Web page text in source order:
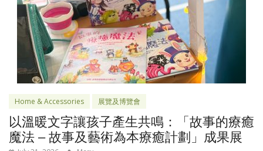
Home & Accessories 展覽及博覽會
以溫暖文字讓孩子產生共鳴：「故事的療癒
魔法 – 故事及藝術為本療癒計劃」成果展